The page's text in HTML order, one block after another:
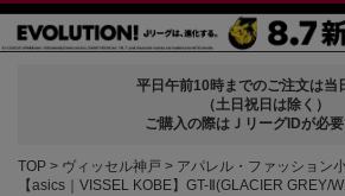
平日午前10時までのご注文は当
（土日祝日は除く）
ご購入の際はＪリーグIDが必要
TOP ヴィッセル神戸 アパレル・ファッション
【asics｜VISSEL KOBE】GT-Ⅱ(GLACIER GREY/